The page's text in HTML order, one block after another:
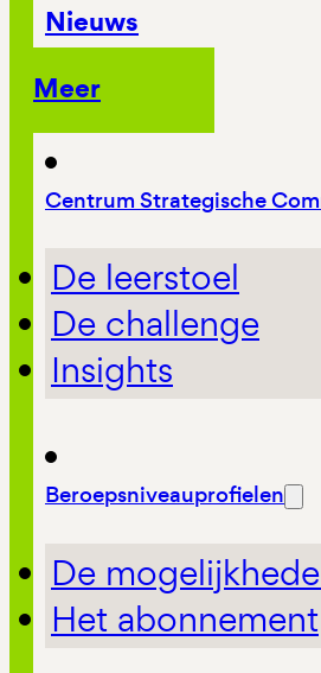
Nieuws
Meer
Centrum Strategische
De leerstoel
De challenge
Insights
Beroepsniveauprofielen
De
Het abonnement